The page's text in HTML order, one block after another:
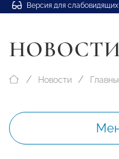
Версия для слабовидящих
Новости